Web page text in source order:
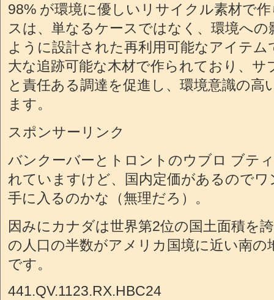
98% が環境に優しいリサイクル素材で
スは、単なるケースではなく、環境へ
ように設計された再利用可能なアイテ
大な追跡可能な木材で作られており、サ
と責任ある調達を促進し、環境意識の高
ます。
スポンサーリンク
バンクーバーとトロントのウブロ ブテ
れていますけど、国内定価があるので
手に入るのかな（無理だろ）。
因みにカナダは世界第2位の国土面積を
の人口の半数がアメリカ国境に近い南
です。
441.QV.1123.RX.HBC24